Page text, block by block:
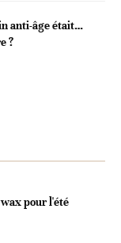
anti-âge était…
?
pour l'été